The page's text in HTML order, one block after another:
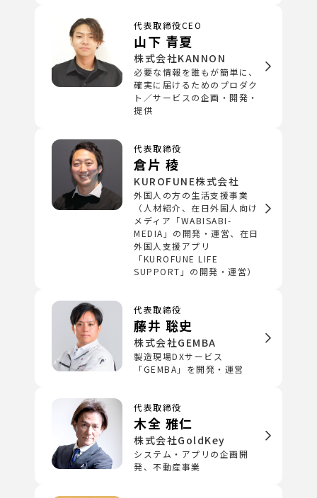
代表取締役CEO
山下 青夏
株式会社KANNON
必要な情報を誰もが簡単に、
確実に届けるためのプロダク
ト／サービスの企画・開発・
提供
代表取締役
倉片 稜
KUROFUNE株式会社
外国人の方の生活支援事業
（人材紹介、在日外国人向け
メディア「WABISABI-
MEDIA」の開発・運営、在日
外国人支援アプリ
「KUROFUNE LIFE
SUPPORT」の開発・運営）
代表取締役
藤井 聡史
株式会社GEMBA
製造現場DXサービス
「GEMBA」を開発・運営
代表取締役
木全 雅仁
株式会社GoldKey
システム・アプリの企画開
発、不動産事業